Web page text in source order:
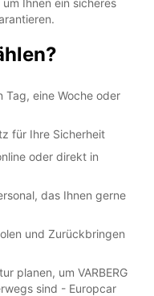
Ihnen ein sicheres
Tag, eine Woche oder
für Ihre Sicherheit
oder direkt in
das Ihnen gerne
und Zurückbringen
planen, um VARBERG
sind - Europcar